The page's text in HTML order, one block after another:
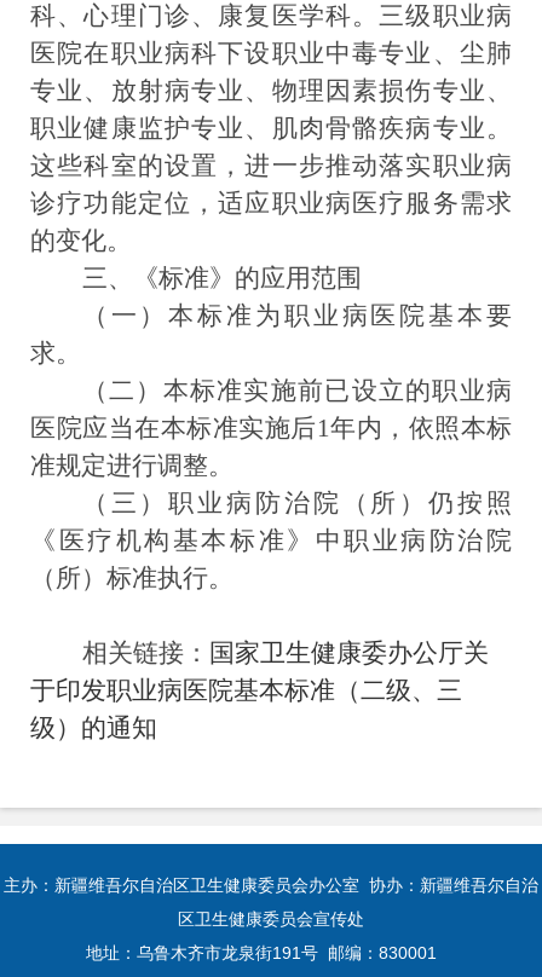
科、心理 门诊、康复医学科。三级职业病
医院在职业病科下设职业中毒专业、尘肺
专业、 放射病专业、 物理因素损伤专业、
职业健康监护专业、肌肉骨骼疾病专业。
这些科室的设置，进一步推动落实职业病
诊疗功能定位，适应职业病医疗服务需求
的变化。
三、《标准》的应用范围
（一）本标准为职业病医院基本要
求。
（二）本标准实施前已设立的职业病
医院应当在本标准实施后1年内，依照本标
准规定进行调整。
（ 三 ）职业病防治院（所）仍按照
《医疗机构基本标准》中职业病防治院
（所）标准执行。
相关链接： 国家卫生健康委办公厅关
于印发职业病医院基本标准（二级、三
级）的通知
主办：新疆维吾尔自治区卫生健康委员会办公室 协办：新疆维吾尔自治
区卫生健康委员会宣传处
地址：乌鲁木齐市龙泉街191号 邮编：830001